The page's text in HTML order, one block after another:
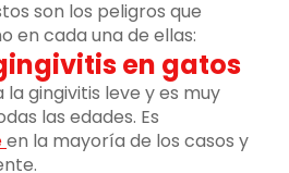
son los peligros que
en cada una de ellas:
en gatos
la gingivitis leve y es muy
las edades. Es
en la mayoría de los casos y